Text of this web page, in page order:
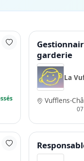
garderie
La
Vufflens-